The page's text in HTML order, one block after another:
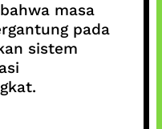
masa
pada
sistem